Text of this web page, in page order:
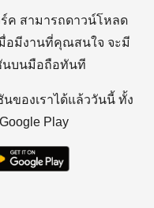
ร์ค สามารถดาวน์โหลด
มื่อมีงานที่คุณสนใจ จะมี
นบนมือถือทันที
ของเราได้แล้ววันนี้ ทั้ง
Play